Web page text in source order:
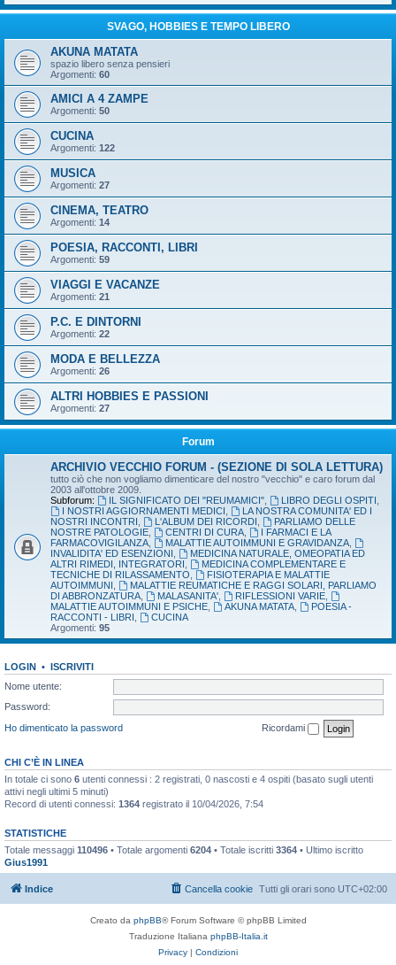
SVAGO, HOBBIES E TEMPO LIBERO
AKUNA MATATA
spazio libero senza pensieri
Argomenti: 60
AMICI A 4 ZAMPE
Argomenti: 50
CUCINA
Argomenti: 122
MUSICA
Argomenti: 27
CINEMA, TEATRO
Argomenti: 14
POESIA, RACCONTI, LIBRI
Argomenti: 59
VIAGGI E VACANZE
Argomenti: 21
P.C. E DINTORNI
Argomenti: 22
MODA E BELLEZZA
Argomenti: 26
ALTRI HOBBIES E PASSIONI
Argomenti: 27
Forum
ARCHIVIO VECCHIO FORUM - (SEZIONE DI SOLA LETTURA)
tutto ciò che non vogliamo dimenticare del nostro "vecchio" e caro forum dal
2003 all'ottobre 2009.
Subforum:
IL SIGNIFICATO DEI "REUMAMICI", LIBRO DEGLI OSPITI
I NOSTRI AGGIORNAMENTI MEDICI
LA NOSTRA COMUNITA' ED I
NOSTRI INCONTRI
L'ALBUM DEI RICORDI
PARLIAMO DELLE
NOSTRE PATOLOGIE
CENTRI DI CURA,
I FARMACI E LA
FARMACOVIGILANZA
MALATTIE AUTOIMMUNI E GRAVIDANZA,
INVALIDITA' ED ESENZIONI
MEDICINA NATURALE, OMEOPATIA ED
ALTRI RIMEDI, INTEGRATORI
MEDICINA COMPLEMENTARE E
TECNICHE DI RILASSAMENTO
FISIOTERAPIA E MALATTIE
AUTOIMMUNI
MALATTIE REUMATICHE E RAGGI SOLARI, PARLIAMO
DI ABBRONZATURA
MALASANITA', RIFLESSIONI VARIE,
MALATTIE AUTOIMMUNI E PSICHE
AKUNA MATATA,
POESIA -
RACCONTI - LIBRI
CUCINA
Argomenti: 95
LOGIN • ISCRIVITI
Nome utente:
Password:
Ho dimenticato la password
Ricordami
CHI C’È IN LINEA
In totale ci sono 6 utenti connessi : 2 registrati, 0 nascosti e 4 ospiti (basato sugli utenti
attivi negli ultimi 5 minuti)
Record di utenti connessi: 1364 registrato il 10/04/2026, 7:54
STATISTICHE
Totale messaggi 110496 • Totale argomenti 6204 • Totale iscritti 3364 • Ultimo iscritto
Gius1991
Indice Tutti gli orari sono UTC+02:00
Cancella cookie
Creato da phpBB® Forum Software © phpBB Limited
Traduzione Italiana phpBB-Italia.it
Privacy | Condizioni